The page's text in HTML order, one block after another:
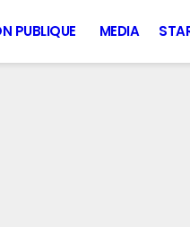
PUBLIQUE MEDIA